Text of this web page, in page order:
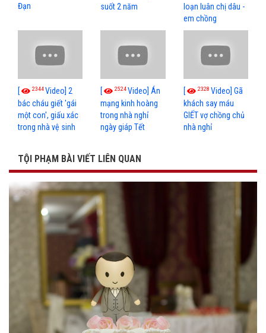
Đạn
suốt 2 năm
loạn luân chị dâu -
em chồng
[ 2344Video] 2
bác cháu giết 'gái
một con', giấu xác
trong nhà vệ sinh
[ 2524Video] Án
mạng kinh hoàng
trong nhà nghỉ
ngày giáp Tết
[ 2328 Video] Gã
khách say máu
GIẾT vợ chồng chủ
nhà nghỉ
TỘI PHẠM BÀI VIẾT LIÊN QUAN